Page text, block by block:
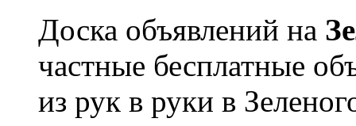
Доска объявлений на
частные бесплатные
из рук в руки в